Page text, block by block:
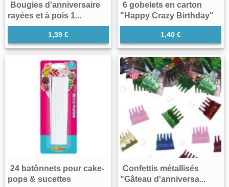
Bougies d'anniversaire
rayées et à pois 1...
1,39 €
6 gobelets en carton
"Happy Crazy Birthday"
1,40 €
24 batônnets pour cake-
pops & sucettes
Confettis métallisés
"Gâteau d'anniversa...